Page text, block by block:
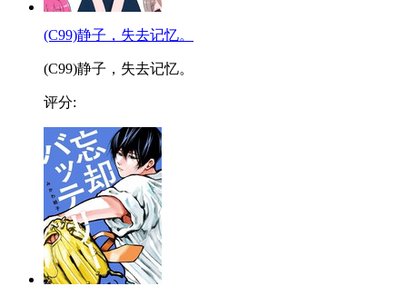
(C99)静子，失去记忆。
(C99)静子，失去记忆。
评分: